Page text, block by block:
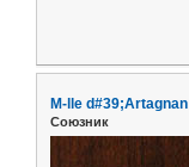
M-lle d#39;Artagnan
Союзник